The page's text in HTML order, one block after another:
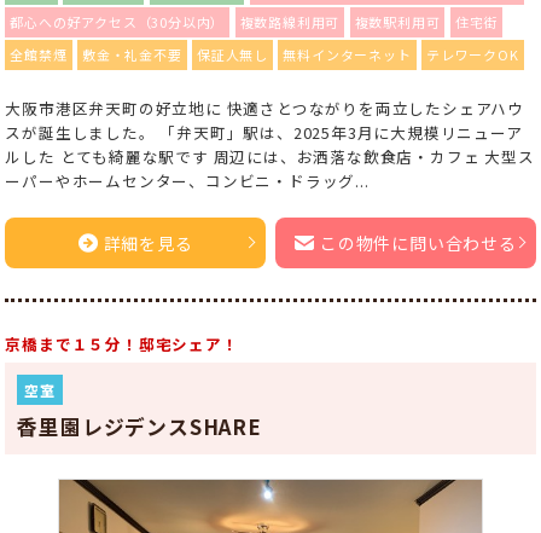
都心への好アクセス（30分以内）
複数路線利用可 複数駅利用可
住宅街
全館禁煙
敷金・礼金不要 保証人無し 無料インターネット テレワークOK
大阪市港区弁天町の好立地に 快適さとつながりを両立したシェアハウ
スが誕生しました。 「弁天町」駅は、2025年3月に大規模リニューア
ルした とても綺麗な駅です 周辺には、お洒落な飲食店・カフェ 大型ス
ーパーやホームセンター、コンビニ・ドラッグ...
詳細を見る この物件に問い合わせる
京橋まで１５分！邸宅シェア！
空室
香里園レジデンスSHARE